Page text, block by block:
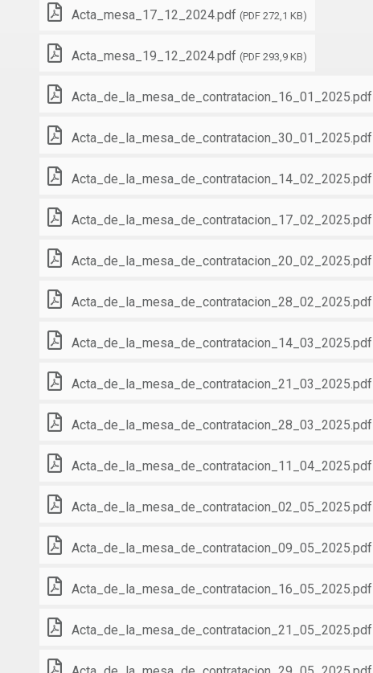
Acta_mesa_17_12_2024.pdf (PDF 272,1 KB)
Acta_mesa_19_12_2024.pdf (PDF 293,9 KB)
Acta_de_la_mesa_de_contratacion_16_01_2025.pdf
Acta_de_la_mesa_de_contratacion_30_01_2025.pdf
Acta_de_la_mesa_de_contratacion_14_02_2025.pdf
Acta_de_la_mesa_de_contratacion_17_02_2025.pdf
Acta_de_la_mesa_de_contratacion_20_02_2025.pdf
Acta_de_la_mesa_de_contratacion_28_02_2025.pdf
Acta_de_la_mesa_de_contratacion_14_03_2025.pdf
Acta_de_la_mesa_de_contratacion_21_03_2025.pdf
Acta_de_la_mesa_de_contratacion_28_03_2025.pdf
Acta_de_la_mesa_de_contratacion_11_04_2025.pdf
Acta_de_la_mesa_de_contratacion_02_05_2025.pdf
Acta_de_la_mesa_de_contratacion_09_05_2025.pdf
Acta_de_la_mesa_de_contratacion_16_05_2025.pdf
Acta_de_la_mesa_de_contratacion_21_05_2025.pdf